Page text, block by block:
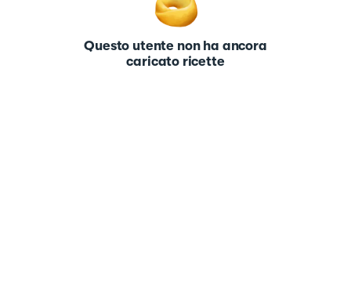
Questo utente non ha ancora
caricato ricette